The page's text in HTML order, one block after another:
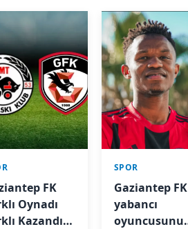
FK
Oynadı
Kazandı
SPOR
Gaziantep FK
yabancı
oyuncusunu